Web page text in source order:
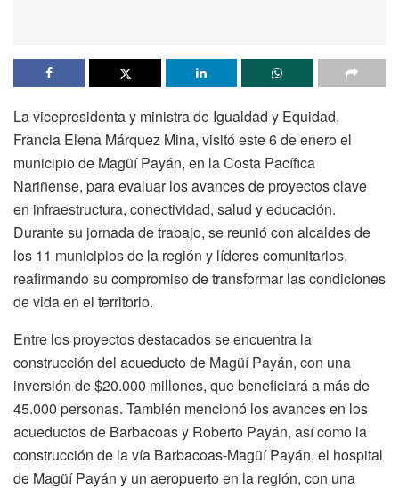
La vicepresidenta y ministra de Igualdad y Equidad,
Francia Elena Márquez Mina, visitó este 6 de enero el
municipio de Magüí Payán, en la Costa Pacífica
Nariñense, para evaluar los avances de proyectos clave
en infraestructura, conectividad, salud y educación.
Durante su jornada de trabajo, se reunió con alcaldes de
los 11 municipios de la región y líderes comunitarios,
reafirmando su compromiso de transformar las condiciones
de vida en el territorio.
Entre los proyectos destacados se encuentra la
construcción del acueducto de Magüí Payán, con una
inversión de $20.000 millones, que beneficiará a más de
45.000 personas. También mencionó los avances en los
acueductos de Barbacoas y Roberto Payán, así como la
construcción de la vía Barbacoas-Magüí Payán, el hospital
de Magüí Payán y un aeropuerto en la región, con una